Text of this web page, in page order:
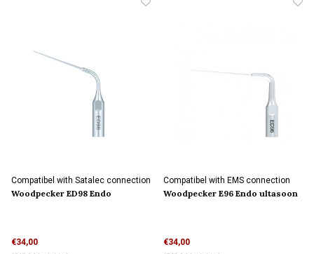
Compatibel with Satalec connection
Woodpecker ED98 Endo
€34,00
Compatibel with EMS connection
Woodpecker E96 Endo ultasoon
€34,00